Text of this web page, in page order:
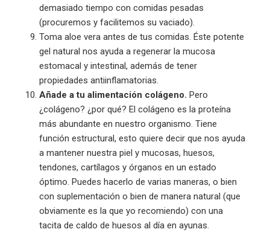
demasiado tiempo con comidas pesadas
(procuremos y facilitemos su vaciado).
Toma aloe vera antes de tus comidas. Éste potente
gel natural nos ayuda a regenerar la mucosa
estomacal y intestinal, además de tener
propiedades antiinflamatorias.
Añade a tu alimentación colágeno. Pero
¿colágeno? ¿por qué? El colágeno es la proteína
más abundante en nuestro organismo. Tiene
función estructural, esto quiere decir que nos ayuda
a mantener nuestra piel y mucosas, huesos,
tendones, cartílagos y órganos en un estado
óptimo. Puedes hacerlo de varias maneras, o bien
con suplementación o bien de manera natural (que
obviamente es la que yo recomiendo) con una
tacita de caldo de huesos al día en ayunas.